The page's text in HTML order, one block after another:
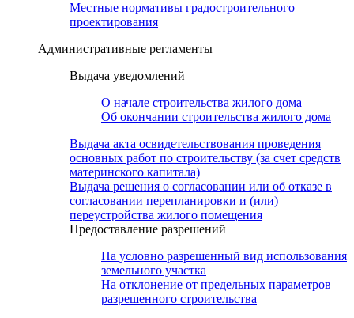
Местные нормативы градостроительного
проектирования
Административные регламенты
Выдача уведомлений
О начале строительства жилого дома
Об окончании строительства жилого дома
Выдача акта освидетельствования проведения
основных работ по строительству (за счет средств
материнского капитала)
Выдача решения о согласовании или об отказе в
согласовании перепланировки и (или)
переустройства жилого помещения
Предоставление разрешений
На условно разрешенный вид использования
земельного участка
На отклонение от предельных параметров
разрешенного строительства